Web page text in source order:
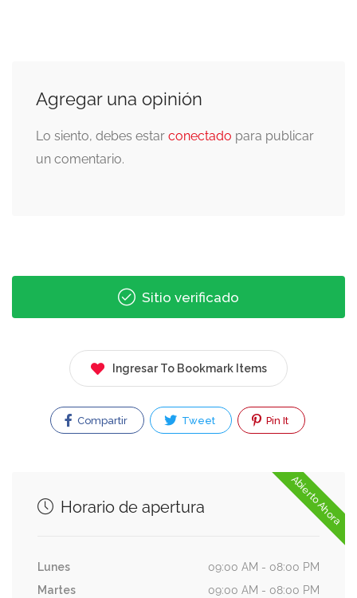
Agregar una opinión
Lo siento, debes estar conectado para publicar
un comentario.
Sitio verificado
Ingresar To Bookmark Items
Compartir Tweet Pin It
Abierto Ahora
Horario de apertura
Lunes
09:00 AM - 08:00 PM
Martes
09:00 AM - 08:00 PM